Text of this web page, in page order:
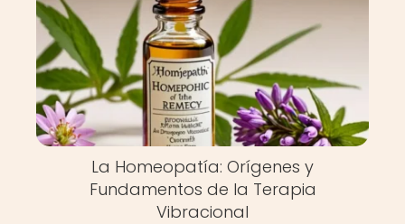
La Homeopatía: Orígenes y
Fundamentos de la Terapia
Vibracional